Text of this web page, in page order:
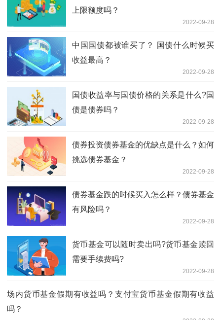
上限额度吗？
2022-09-28
中国国债都被谁买了？ 国债什么时候买
收益最高？
2022-09-28
国债收益率与国债价格的关系是什么?国
债是债券吗？
2022-09-28
债券投资债券基金的优缺点是什么？如何
挑选债券基金？
2022-09-28
债券基金跌的时候买入怎么样？债券基金
有风险吗？
2022-09-28
货币基金可以随时卖出吗?货币基金赎回
需要手续费吗?
2022-09-28
场内货币基金假期有收益吗？支付宝货币基金假期有收益
吗？